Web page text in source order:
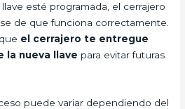
esté programada, el cerrajero
de que funciona correctamente.
el cerrajero te entregue
la nueva llave para evitar futuras
puede variar dependiendo del